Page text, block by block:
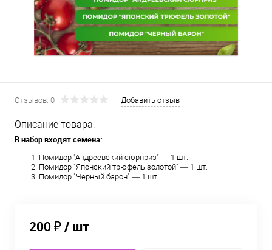
Отзывов: 0 Добавить отзыв
Описание товара:
В набор входят семена:
Помидор "Андреевский сюрприз" — 1 шт.
Помидор "Японский трюфель золотой" — 1 шт.
Помидор "Черный барон" — 1 шт.
200 ₽/ шт